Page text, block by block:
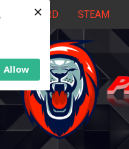
Allow
×
DISCORD STEAM